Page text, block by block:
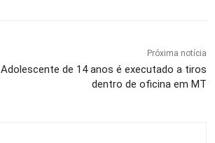
Próxima notícia
Adolescente de 14 anos é executado a tiros
dentro de oficina em MT